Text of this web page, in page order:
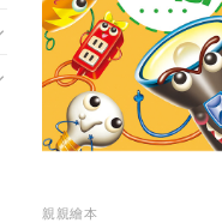
親親繪本